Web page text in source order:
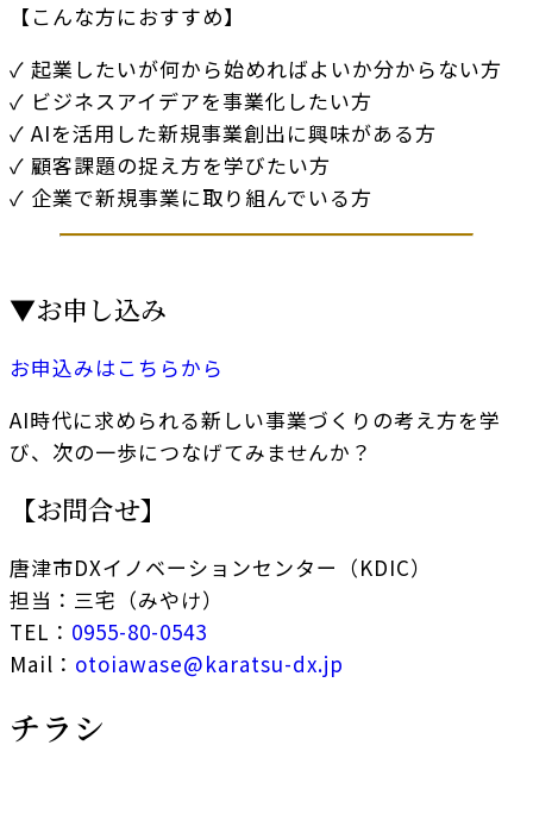
【こんな方におすすめ】
✓ 起業したいが何から始めればよいか分からない方
✓ ビジネスアイデアを事業化したい方
✓ AIを活用した新規事業創出に興味がある方
✓ 顧客課題の捉え方を学びたい方
✓ 企業で新規事業に取り組んでいる方
▼お申し込み
お申込みはこちらから
AI時代に求められる新しい事業づくりの考え方を学
び、次の一歩につなげてみませんか？
【お問合せ】
唐津市DXイノベーションセンター（KDIC）
担当：三宅（みやけ）
TEL： 0955-80-0543
Mail： otoiawase@karatsu-dx.jp
チラシ